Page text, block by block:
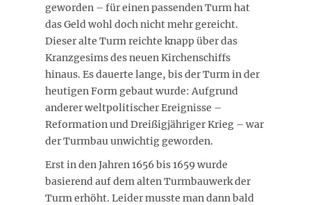
geworden – für einen passenden Turm hat
das Geld wohl doch nicht mehr gereicht.
Dieser alte Turm reichte knapp über das
Kranzgesims des neuen Kirchenschiffs
hinaus. Es dauerte lange, bis der Turm in der
heutigen Form gebaut wurde: Aufgrund
anderer weltpolitischer Ereignisse –
Reformation und Dreißigjähriger Krieg – war
der Turmbau unwichtig geworden.
Erst in den Jahren 1656 bis 1659 wurde
basierend auf dem alten Turmbauwerk der
Turm erhöht. Leider musste man dann bald